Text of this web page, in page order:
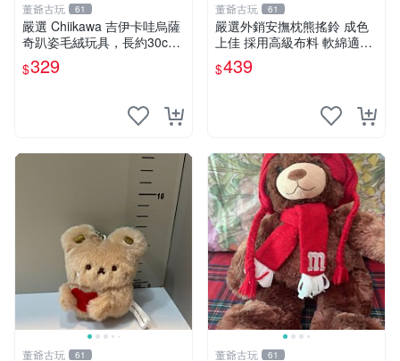
董爺古玩 61
嚴選 Chiikawa 吉伊卡哇烏薩
奇趴姿毛絨玩具，長約30c
m，質地超軟適合收藏 烏薩
奇 Chiikawa 毛絨 超軟
$329
董爺古玩 61
嚴選外銷安撫枕熊搖鈴 成色
上佳 採用高級布料 軟綿適合
收藏 安心選購 安撫枕 熊玩具
搖鈴
$439
董爺古玩 61 董爺古玩 61